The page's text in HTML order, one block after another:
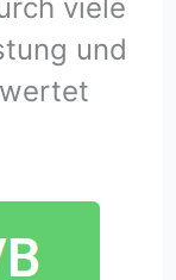
viele
und